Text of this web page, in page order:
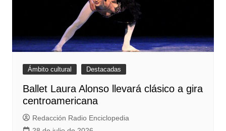
Ámbito cultural Destacadas
Ballet Laura Alonso llevará clásico a gira
centroamericana
Redacción Radio Enciclopedia